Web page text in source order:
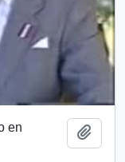
en